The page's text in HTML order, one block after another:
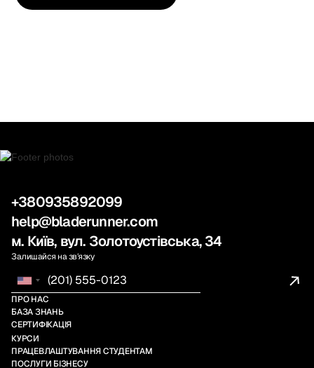
+380935892099
help@bladerunner.com
м. Київ, вул. Золотоустівська, 34
Залишайся на звʼязку
ПРО НАС
БАЗА ЗНАНЬ
СЕРТИФІКАЦІЯ
КУРСИ
ПРАЦЕВЛАШТУВАННЯ СТУДЕНТАМ
ПОСЛУГИ БІЗНЕСУ